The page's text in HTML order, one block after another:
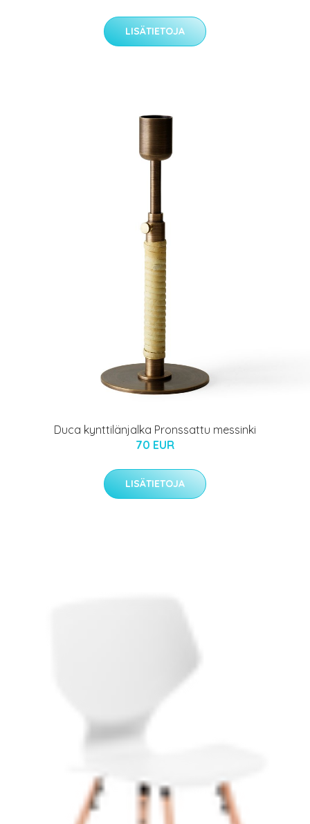
LISÄTIETOJA
Duca kynttilänjalka Pronssattu messinki
70 EUR
LISÄTIETOJA